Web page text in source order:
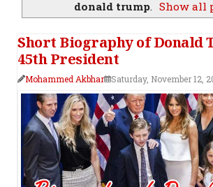
donald trump. Show all
Short Biography of Donald
45th President
Mohammed Akbhar Saturday, November 12,